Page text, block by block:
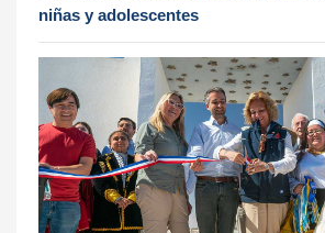
niñas y adolescentes